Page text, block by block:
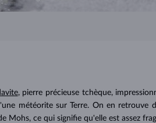
, pierre précieuse tchèque,
météorite sur Terre. On en retrouve
Mohs, ce qui signifie qu'elle est assez